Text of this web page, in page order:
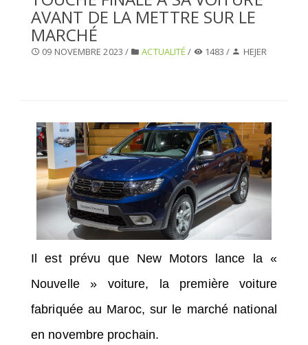
SELECTIONNEZ UNE SECTION
AVANT DE LA METTRE SUR LE
MARCHÉ
09 NOVEMBRE 2023 / ACTUALITÉ / 1483 / HEJER
Il est prévu que New Motors lance la «
Nouvelle » voiture, la première voiture
fabriquée au Maroc, sur le marché national
en novembre prochain.